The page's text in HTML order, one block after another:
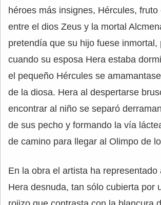
héroes más insignes, Hércules, fruto
entre el dios Zeus y la mortal
pretendía que su hijo fuese inmortal,
cuando su esposa Hera estaba
el pequeño Hércules se
de la diosa. Hera al despertarse
encontrar al niño se separó
de sus pecho y formando la vía
de camino para llegar al Olimpo de
En la obra el artista ha representado
Hera desnuda, tan sólo cubierta por